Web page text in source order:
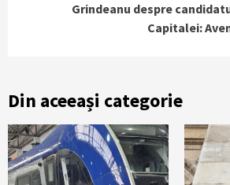
Grindeanu despre
Capitalei:
Din aceeași categorie